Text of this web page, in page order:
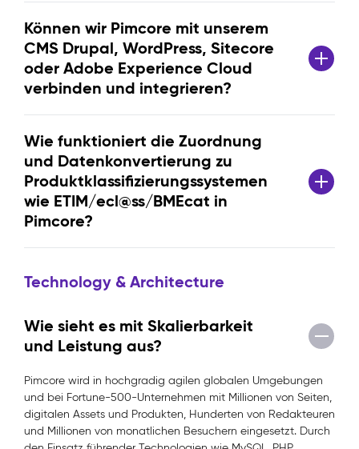
Können wir Pimcore mit unserem
CMS Drupal, WordPress, Sitecore
oder Adobe Experience Cloud
verbinden und integrieren?
Wie funktioniert die Zuordnung
und Datenkonvertierung zu
Produktklassifizierungssystemen
wie ETIM/ecl@ss/BMEcat in
Pimcore?
Technology & Architecture
Wie sieht es mit Skalierbarkeit
und Leistung aus?
Pimcore wird in hochgradig agilen globalen Umgebungen
und bei Fortune-500-Unternehmen mit Millionen von Seiten,
digitalen Assets und Produkten, Hunderten von Redakteuren
und Millionen von monatlichen Besuchern eingesetzt. Durch